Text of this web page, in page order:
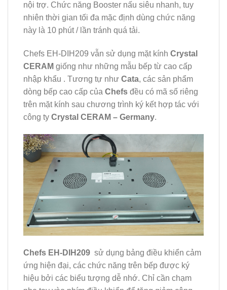
nội trợ. Chức năng Booster nấu siêu nhanh, tuy
nhiên thời gian tối đa mặc định dùng chức năng
này là 10 phút / lần tránh quá tải.
Chefs EH-DIH209 vẫn sử dụng mặt kính Crystal
CERAM giống như những mẫu bếp từ cao cấp
nhập khẩu . Tương tự như Cata, các sản phẩm
dòng bếp cao cấp của Chefs đều có mã số riêng
trên mặt kính sau chương trình ký kết hợp tác với
công ty Crystal CERAM – Germany.
Chefs EH-DIH209 sử dụng bảng điều khiển cảm
ứng hiện đại, các chức năng trên bếp được ký
hiệu bởi các biểu tượng dễ nhớ. Chỉ cần chạm